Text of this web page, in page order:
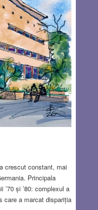
crescut constant, mai
Principala
și ’80: complexul a
a marcat dispariția